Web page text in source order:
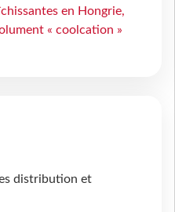
en Hongrie,
« coolcation »
distribution et